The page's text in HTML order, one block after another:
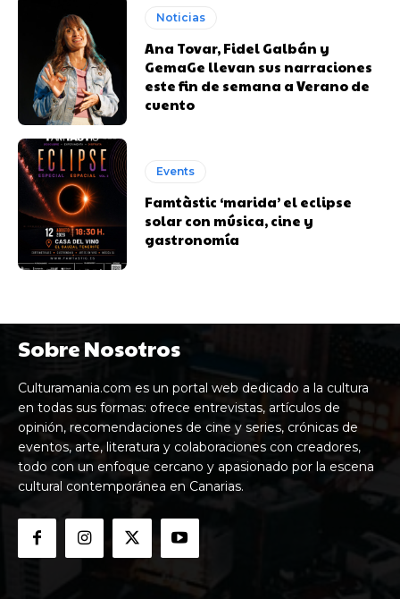
Noticias
Ana Tovar, Fidel Galbán y
GemaGe llevan sus narraciones
este fin de semana a Verano de
cuento
Events
Famtàstic ‘marida’ el eclipse
solar con música, cine y
gastronomía
Sobre Nosotros
Culturamania.com es un portal web dedicado a la cultura
en todas sus formas: ofrece entrevistas, artículos de
opinión, recomendaciones de cine y series, crónicas de
eventos, arte, literatura y colaboraciones con creadores,
todo con un enfoque cercano y apasionado por la escena
cultural contemporánea en Canarias.